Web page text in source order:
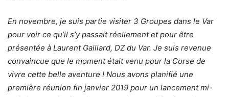
En novembre, je suis partie visiter 3 Groupes dans le Var
pour voir ce qu’il s’y passait réellement et pour être
présentée à Laurent Gaillard, DZ du Var. Je suis revenue
convaincue que le moment était venu pour la Corse de
vivre cette belle aventure ! Nous avons planifié une
première réunion fin janvier 2019 pour un lancement mi-